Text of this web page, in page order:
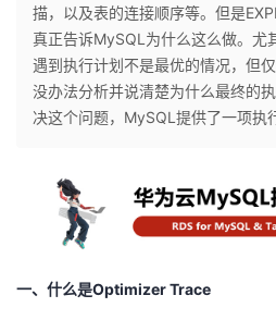
个
人
主
我
的
描，以及表的连接顺序等。但是
真正告诉MySQL为什么这么做。尤
遇到执行计划不是最优的情况，但
没办法分析并说清楚为什么最终的
决这个问题，MySQL提供了一项执
一、 什么是OptimizerTrace